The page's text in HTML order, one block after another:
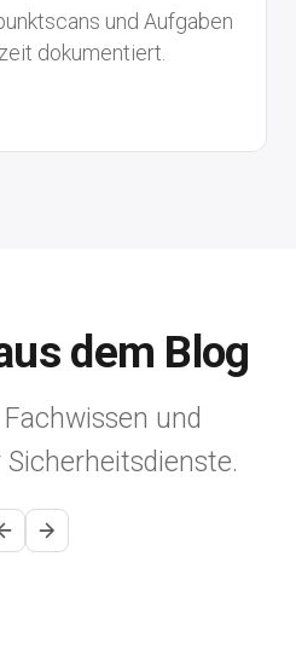
und Aufgaben
dokumentiert.
dem Blog
und